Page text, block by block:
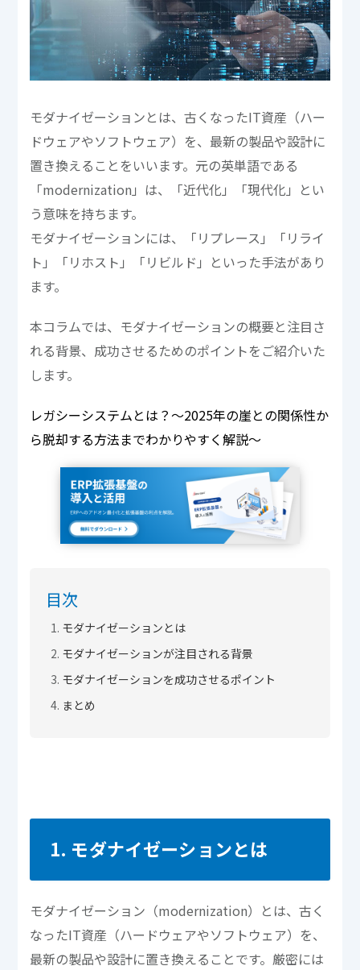
モダナイゼーションとは、古くなったIT資産（ハー
ドウェアやソフトウェア）を、最新の製品や設計に
置き換えることをいいます。元の英単語である
「modernization」は、「近代化」「現代化」とい
う意味を持ちます。
モダナイゼーションには、「リプレース」「リライ
ト」「リホスト」「リビルド」といった手法があり
ます。
本コラムでは、モダナイゼーションの概要と注目さ
れる背景、成功させるためのポイントをご紹介いた
します。
レガシーシステムとは？～2025年の崖との関係性か
ら脱却する方法までわかりやすく解説～
目次
モダナイゼーションとは
モダナイゼーションが注目される背景
モダナイゼーションを成功させるポイント
まとめ
1. モダナイゼーションとは
モダナイゼーション（modernization）とは、古く
なったIT資産（ハードウェアやソフトウェア）を、
最新の製品や設計に置き換えることです。厳密には